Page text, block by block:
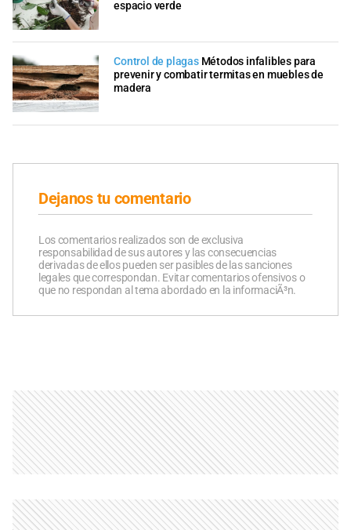
espacio verde
Control de plagas Métodos infalibles para
prevenir y combatir termitas en muebles de
madera
Dejanos tu comentario
Los comentarios realizados son de exclusiva
responsabilidad de sus autores y las consecuencias
derivadas de ellos pueden ser pasibles de las sanciones
legales que correspondan. Evitar comentarios ofensivos o
que no respondan al tema abordado en la informaciÃ³n.